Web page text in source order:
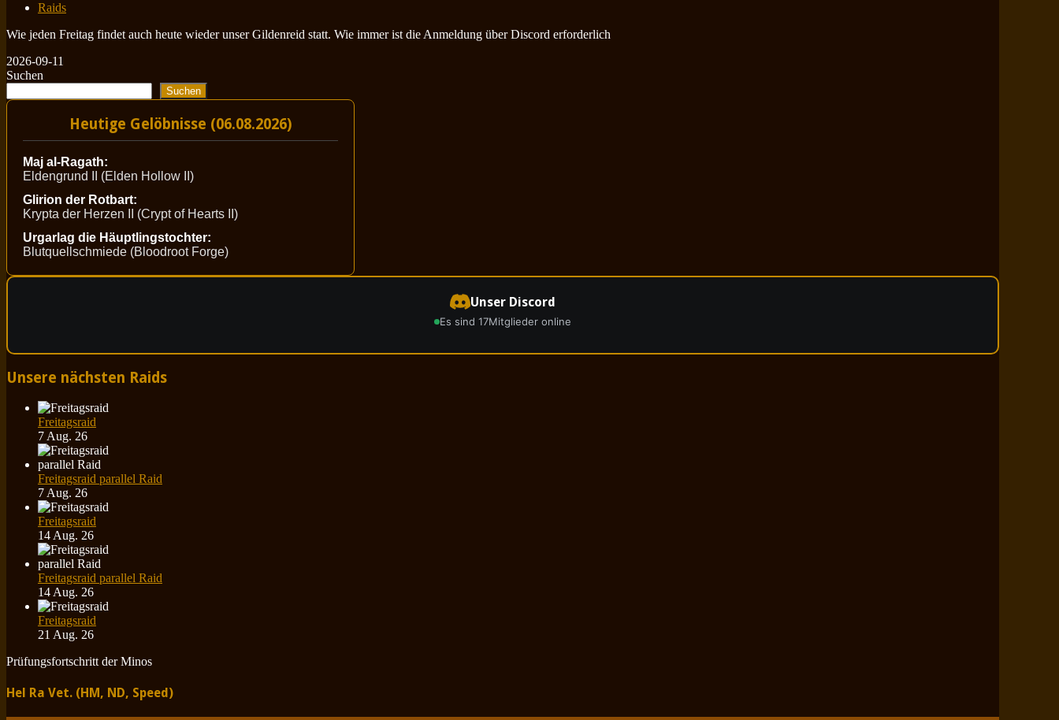
Raids
Wie jeden Freitag findet auch heute wieder unser Gildenreid statt. Wie immer ist die Anmeldung über Discord erforderlich
2026-09-11
Suchen
Suchen
Heutige Gelöbnisse (06.08.2026)
Maj al-Ragath:
Eldengrund II (Elden Hollow II)
Glirion der Rotbart:
Krypta der Herzen II (Crypt of Hearts II)
Urgarlag die Häuptlingstochter:
Blutquellschmiede (Bloodroot Forge)
Unser Discord
Es sind 17Mitglieder online
Unsere nächsten Raids
Freitagsraid
7 Aug. 26
Freitagsraid parallel Raid
7 Aug. 26
Freitagsraid
14 Aug. 26
Freitagsraid parallel Raid
14 Aug. 26
Freitagsraid
21 Aug. 26
Prüfungsfortschritt der Minos
Hel Ra Vet. (HM, ND, Speed)